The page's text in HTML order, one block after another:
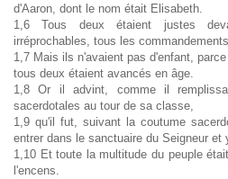
d'Aaron, dont le nom était Elisabeth.
1,6 Tous deux étaient justes
irréprochables, tous les
1,7 Mais ils n'avaient pas d'enfant,
tous deux étaient avancés en âge.
1,8 Or il advint, comme il
sacerdotales au tour de sa classe,
1,9 qu'il fut, suivant la coutume
entrer dans le sanctuaire du Seigneur et
1,10 Et toute la multitude du peuple
l'encens.